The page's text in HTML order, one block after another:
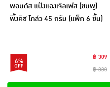
พอนด์ส แป้งแองเจิลเฟส (ชมพู)
พิ้งคิช โกล์ว 45 กรัม (แพ็ก 6 ชิ้น)
6%
฿ 309
฿ 330